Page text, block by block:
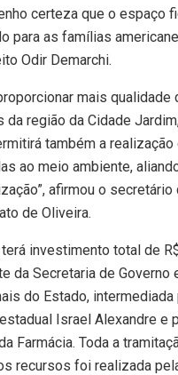
certeza que o espaço
para as famílias
Odir Demarchi.
mais qualidade
da região da Cidade
também a
ao meio ambiente,
afirmou o
de Oliveira.
investimento total de
da Secretaria de Governo
do Estado,
Israel Alexandre e
Farmácia. Toda a
recursos foi realizada